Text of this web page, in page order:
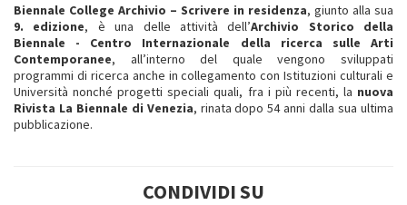
Biennale College Archivio – Scrivere in residenza, giunto alla sua
9. edizione, è una delle attività dell’Archivio Storico della
Biennale - Centro Internazionale della ricerca sulle Arti
Contemporanee, all’interno del quale vengono sviluppati
programmi di ricerca anche in collegamento con Istituzioni culturali e
Università nonché progetti speciali quali, fra i più recenti, la nuova
Rivista La Biennale di Venezia, rinata dopo 54 anni dalla sua ultima
pubblicazione.
CONDIVIDI SU